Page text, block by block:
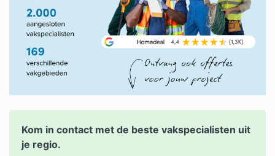
Kom in contact met de beste vakspecialisten uit
je regio.